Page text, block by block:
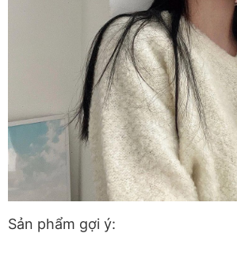
Sản phẩm gợi ý: